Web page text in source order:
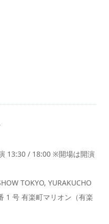
13:30 / 18:00 ※開場は開演
TOKYO, YURAKUCHO
1 号 有楽町マリオン（有楽